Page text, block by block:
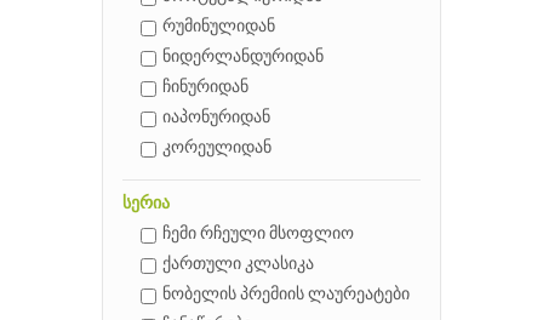
რუმინულიდან
ნიდერლანდურიდან
ჩინურიდან
იაპონურიდან
კორეულიდან
სერია
ჩემი რჩეული მსოფლიო
ქართული კლასიკა
ნობელის პრემიის ლაურეატები